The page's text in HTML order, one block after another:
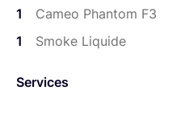
densité selon l’effet souhaité.
1
Cameo Phantom F3
1
Smoke Liquide
Services